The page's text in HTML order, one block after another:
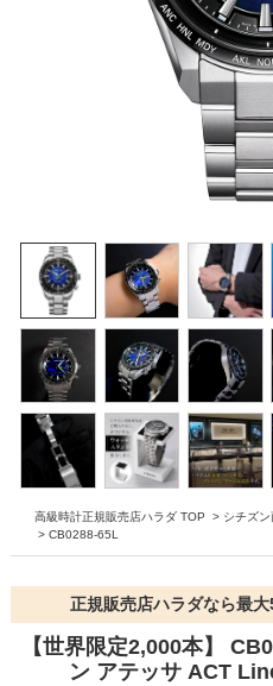
高級時計正規販売店ハラダ TOP > シチズ
> CB0288-65L
正規販売店ハラダなら最
【世界限定2,000本】
ン アテッサ ACT